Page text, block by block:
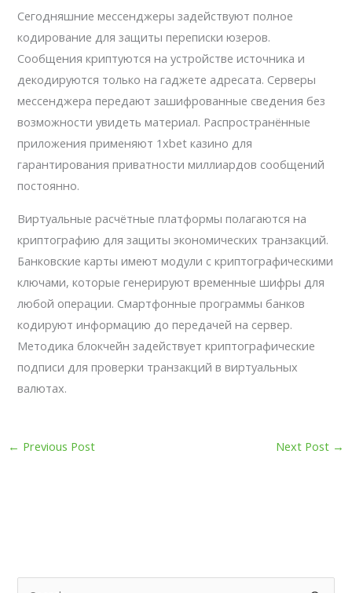
Сегодняшние мессенджеры задействуют полное
кодирование для защиты переписки юзеров.
Сообщения криптуются на устройстве источника и
декодируются только на гаджете адресата. Серверы
мессенджера передают зашифрованные сведения без
возможности увидеть материал. Распространённые
приложения применяют 1xbet казино для
гарантирования приватности миллиардов сообщений
постоянно.
Виртуальные расчётные платформы полагаются на
криптографию для защиты экономических транзакций.
Банковские карты имеют модули с криптографическими
ключами, которые генерируют временные шифры для
любой операции. Смартфонные программы банков
кодируют информацию до передачей на сервер.
Методика блокчейн задействует криптографические
подписи для проверки транзакций в виртуальных
валютах.
← Previous Post Next Post →